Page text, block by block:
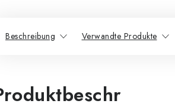
Beschreibung Verwandte Produkte